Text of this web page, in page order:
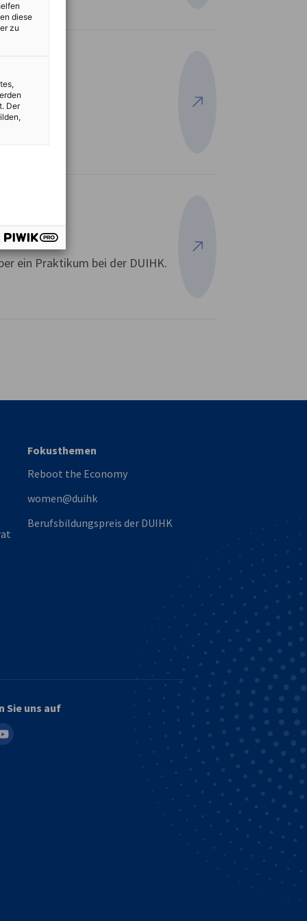
Mehr ansehen
ein Praktikum bei der DUIHK.
Mehr ansehen
Fokusthemen
Reboot the Economy
women@duihk
Berufsbildungspreis der DUIHK
Sie uns auf
diese
zu
Der